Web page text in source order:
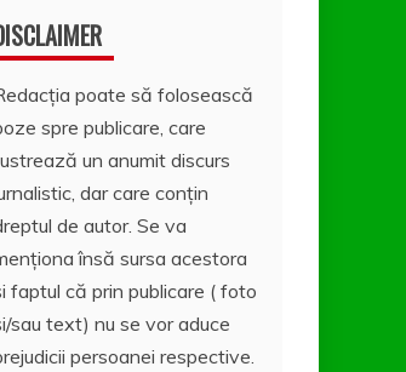
poate să folosească
spre publicare, care
un anumit discurs
dar care conțin
de autor. Se va
însă sursa acestora
faptul că prin publicare ( foto
sau text) nu se vor aduce
persoanei respective.